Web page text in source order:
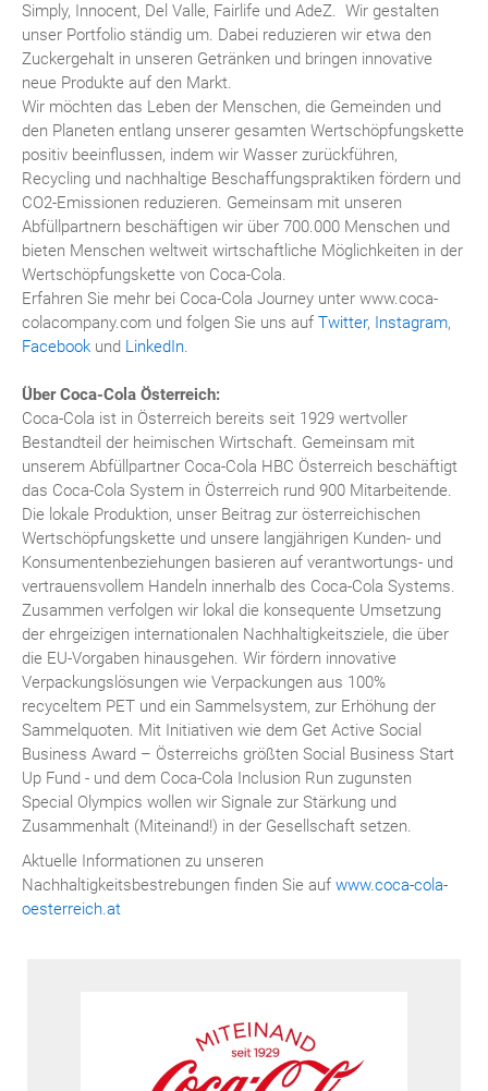
Simply, Innocent, Del Valle, Fairlife und AdeZ. Wir gestalten
unser Portfolio ständig um. Dabei reduzieren wir etwa den
Zuckergehalt in unseren Getränken und bringen innovative
neue Produkte auf den Markt.
Wir möchten das Leben der Menschen, die Gemeinden und
den Planeten entlang unserer gesamten Wertschöpfungskette
positiv beeinflussen, indem wir Wasser zurückführen,
Recycling und nachhaltige Beschaffungspraktiken fördern und
CO2-Emissionen reduzieren. Gemeinsam mit unseren
Abfüllpartnern beschäftigen wir über 700.000 Menschen und
bieten Menschen weltweit wirtschaftliche Möglichkeiten in der
Wertschöpfungskette von Coca-Cola.
Erfahren Sie mehr bei Coca-Cola Journey unter www.coca-
colacompany.com und folgen Sie uns auf Twitter, Instagram,
Facebook und LinkedIn.
Über Coca-Cola Österreich:
Coca-Cola ist in Österreich bereits seit 1929 wertvoller
Bestandteil der heimischen Wirtschaft. Gemeinsam mit
unserem Abfüllpartner Coca-Cola HBC Österreich beschäftigt
das Coca-Cola System in Österreich rund 900 Mitarbeitende.
Die lokale Produktion, unser Beitrag zur österreichischen
Wertschöpfungskette und unsere langjährigen Kunden- und
Konsumentenbeziehungen basieren auf verantwortungs- und
vertrauensvollem Handeln innerhalb des Coca-Cola Systems.
Zusammen verfolgen wir lokal die konsequente Umsetzung
der ehrgeizigen internationalen Nachhaltigkeitsziele, die über
die EU-Vorgaben hinausgehen. Wir fördern innovative
Verpackungslösungen wie Verpackungen aus 100%
recyceltem PET und ein Sammelsystem, zur Erhöhung der
Sammelquoten. Mit Initiativen wie dem Get Active Social
Business Award – Österreichs größten Social Business Start
Up Fund - und dem Coca-Cola Inclusion Run zugunsten
Special Olympics wollen wir Signale zur Stärkung und
Zusammenhalt (Miteinand!) in der Gesellschaft setzen.
Aktuelle Informationen zu unseren
Nachhaltigkeitsbestrebungen finden Sie auf www.coca-cola-
oesterreich.at